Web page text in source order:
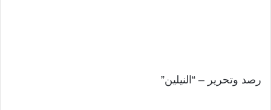
رصد وتحرير – “النيلين”